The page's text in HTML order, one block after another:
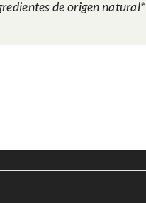
de origen natural*